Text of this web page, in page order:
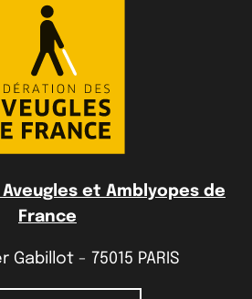
et Amblyopes de
France
Gabillot - 75015 PARIS